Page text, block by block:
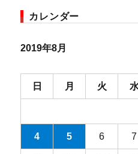
カレンダー
2019年8月
日 月 火
4 5 6 7